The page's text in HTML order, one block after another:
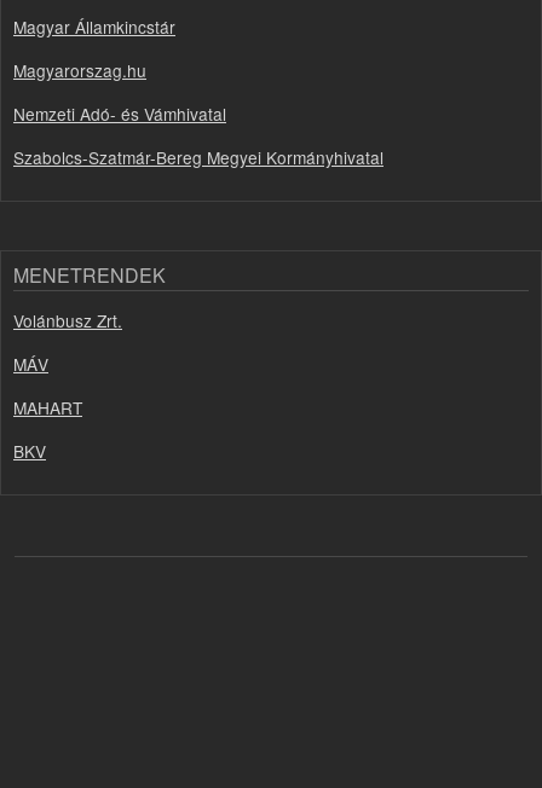
Magyar Államkincstár
Magyarorszag.hu
Nemzeti Adó- és Vámhivatal
Szabolcs-Szatmár-Bereg Megyei Kormányhivatal
MENETRENDEK
Volánbusz Zrt.
MÁV
MAHART
BKV